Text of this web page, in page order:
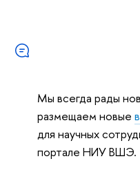
Мы всегда рады
размещаем новые
для научных
портале НИУ ВШЭ.